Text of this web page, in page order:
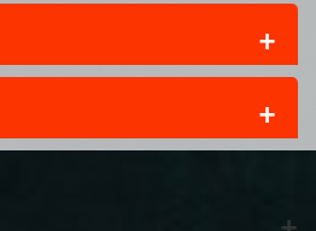
+
+